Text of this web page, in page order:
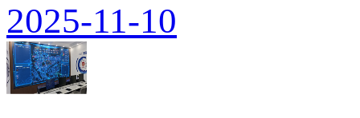
2025-11-10